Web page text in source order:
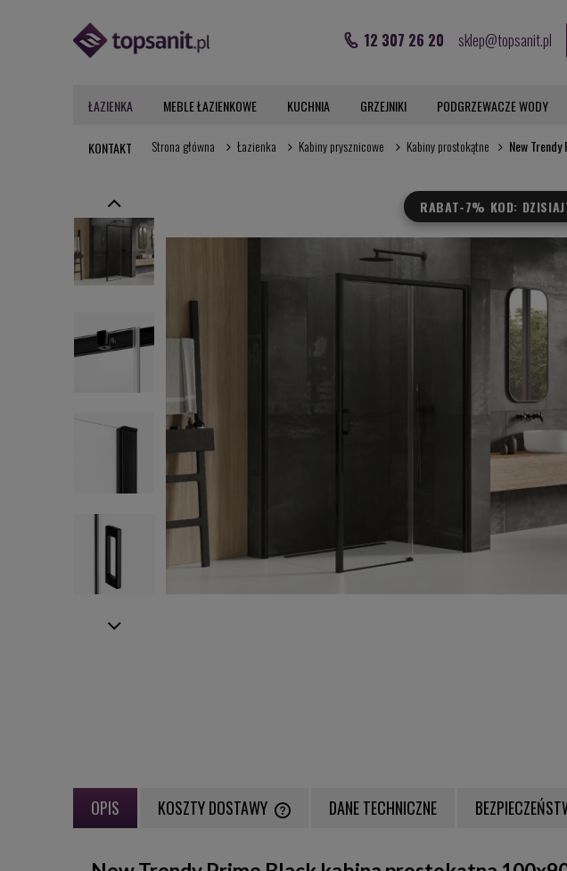
12 307 26 20 sklep@topsanit.pl
ŁAZIENKA MEBLE ŁAZIENKOWE KUCHNIA GRZEJNIKI PODGRZEWACZE WODY
KONTAKT Strona główna Łazienka Kabiny prysznicowe Kabiny prostokątne New
RABAT-7% KOD:
OPIS KOSZTY DOSTAWY DANE TECHNICZNE